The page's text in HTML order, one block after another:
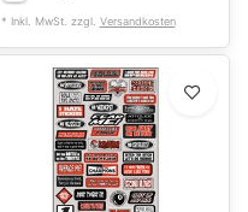
* Inkl. MwSt. zzgl. Versandkosten